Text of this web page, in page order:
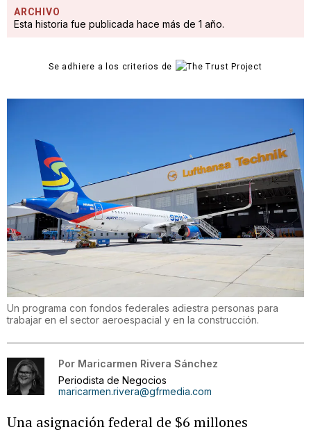
ARCHIVO
Esta historia fue publicada hace más de 1 año.
Se adhiere a los criterios de
Un programa con fondos federales adiestra personas para
trabajar en el sector aeroespacial y en la construcción.
Por Maricarmen Rivera Sánchez
Periodista de Negocios
maricarmen.rivera@gfrmedia.com
Una asignación federal de $6 millones